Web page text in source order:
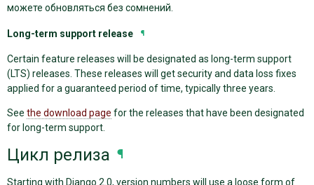
можете обновляться без сомнений.
Long-term support release ¶
Certain feature releases will be designated as long-term support
(LTS) releases. These releases will get security and data loss fixes
applied for a guaranteed period of time, typically three years.
See the download page for the releases that have been designated
for long-term support.
Цикл релиза ¶
Starting with Django 2.0, version numbers will use a loose form of